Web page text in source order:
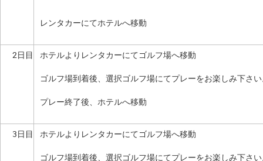
レンタカーにてホテルへ移動
2日目 ホテルよりレンタカーにてゴルフ場へ移動
ゴルフ場到着後、選択ゴルフ場にてプレーをお楽しみ下さ
プレー終了後、ホテルへ移動
3日目 ホテルよりレンタカーにてゴルフ場へ移動
ゴルフ場到着後、選択ゴルフ場にてプレーをお楽しみ下さ